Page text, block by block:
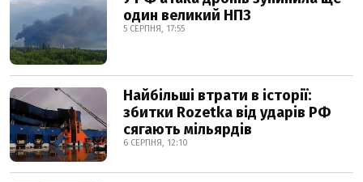
один великий НПЗ
5 СЕРПНЯ, 17:55
Найбільші втрати в історії:
збитки Rozetka від ударів РФ
сягають мільярдів
6 СЕРПНЯ, 12:10